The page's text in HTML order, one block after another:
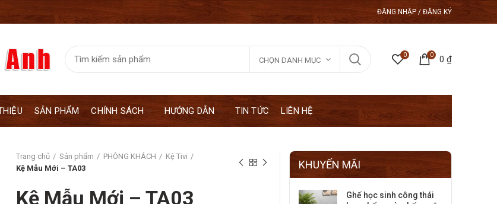
ĐĂNG NHẬP / ĐĂNG KÝ
CHỌN DANH MỤC
0 0 0 ₫
SẢN PHẨM CHÍNH SÁCH HƯỚNG DẪN TIN TỨC LIÊN HỆ
Trang chủ Sản phẩm PHÒNG KHÁCH
Kệ Tivi
Kệ Mẫu Mới – TA03
Kệ Mẫu Mới – TA03
KHUYẾN MÃI
Ghế học sinh công thái